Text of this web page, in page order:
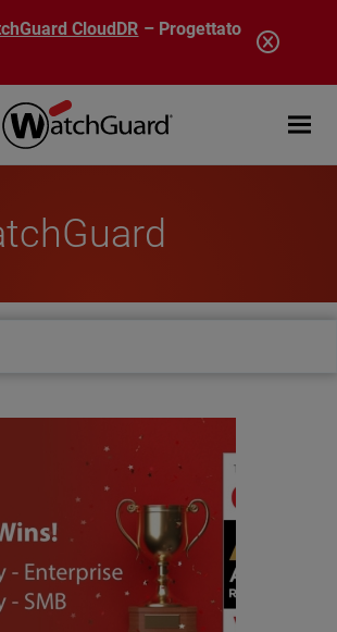
principale
CloudDR – Progettato
Open